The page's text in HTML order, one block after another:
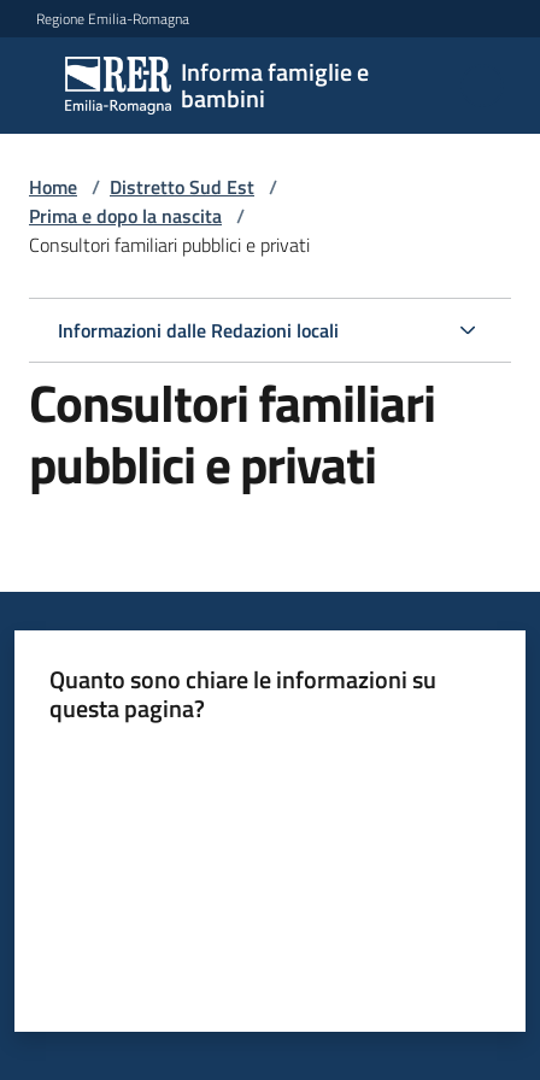
Vai al contenuto
Vai alla navigazione
Vai al footer
Regione Emilia-Romagna
Informa famiglie e
bambini
Informa
famiglie
e
bambini
per
le
Informazioni
Home / Distretto Sud Est /
Prima e dopo la nascita /
Consultori familiari pubblici e privati
Informazioni dalle Redazioni locali
Consultori familiari
pubblici e privati
Quanto sono chiare le informazioni su
questa pagina?